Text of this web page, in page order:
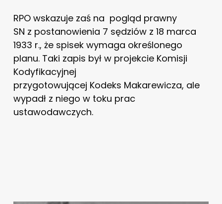
RPO wskazuje zaś na pogląd prawny
SN z postanowienia 7 sędziów z 18 marca
1933 r., że spisek wymaga określonego
planu. Taki zapis był w projekcie Komisji
Kodyfikacyjnej
przygotowującej Kodeks Makarewicza, ale
wypadł z niego w toku prac
ustawodawczych.